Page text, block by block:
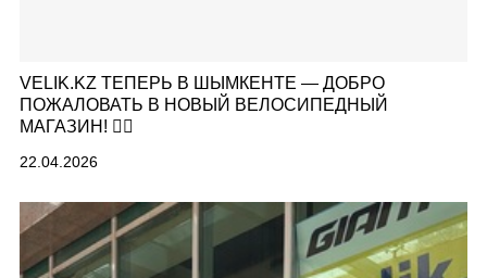
VELIK.KZ ТЕПЕРЬ В ШЫМКЕНТЕ — ДОБРО
ПОЖАЛОВАТЬ В НОВЫЙ ВЕЛОСИПЕДНЫЙ
МАГАЗИН! 🚴‍♂️
22.04.2026